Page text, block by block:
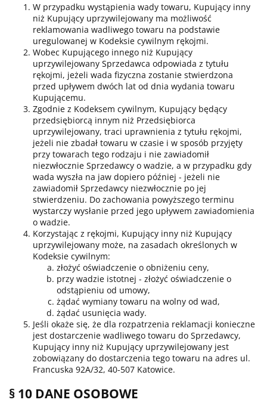
W przypadku wystąpienia wady towaru, Kupujący inny
niż Kupujący uprzywilejowany ma możliwość
reklamowania wadliwego towaru na podstawie
uregulowanej w Kodeksie cywilnym rękojmi.
Wobec Kupującego innego niż Kupujący
uprzywilejowany Sprzedawca odpowiada z tytułu
rękojmi, jeżeli wada fizyczna zostanie stwierdzona
przed upływem dwóch lat od dnia wydania towaru
Kupującemu.
Zgodnie z Kodeksem cywilnym, Kupujący będący
przedsiębiorcą innym niż Przedsiębiorca
uprzywilejowany, traci uprawnienia z tytułu rękojmi,
jeżeli nie zbadał towaru w czasie i w sposób przyjęty
przy towarach tego rodzaju i nie zawiadomił
niezwłocznie Sprzedawcy o wadzie, a w przypadku gdy
wada wyszła na jaw dopiero później - jeżeli nie
zawiadomił Sprzedawcy niezwłocznie po jej
stwierdzeniu. Do zachowania powyższego terminu
wystarczy wysłanie przed jego upływem zawiadomienia
o wadzie.
Korzystając z rękojmi, Kupujący inny niż Kupujący
uprzywilejowany może, na zasadach określonych w
Kodeksie cywilnym:
złożyć oświadczenie o obniżeniu ceny,
przy wadzie istotnej - złożyć oświadczenie o
odstąpieniu od umowy,
żądać wymiany towaru na wolny od wad,
żądać usunięcia wady.
Jeśli okaże się, że dla rozpatrzenia reklamacji konieczne
jest dostarczenie wadliwego towaru do Sprzedawcy,
Kupujący inny niż Kupujący uprzywilejowany jest
zobowiązany do dostarczenia tego towaru na adres ul.
Francuska 92A/32, 40-507 Katowice.
§ 10 DANE OSOBOWE